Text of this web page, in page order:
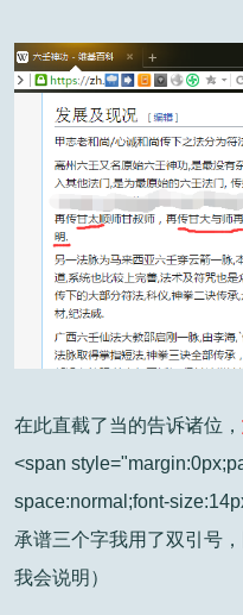
在此直截了当的告诉诸位，
<span
space:normal;font-
承谱三个字我用了双引号
我会说明）